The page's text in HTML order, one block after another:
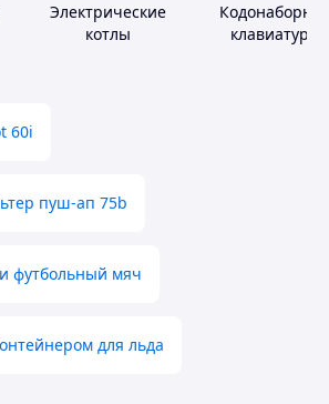
Электрические
котлы
клавиатуры
60i
пуш-ап 75b
футбольный мяч
для льда